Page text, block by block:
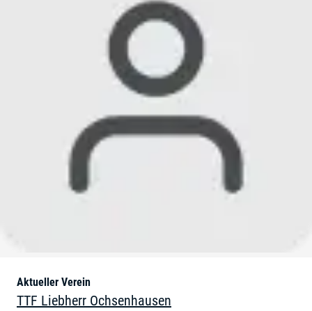
Aktueller Verein
TTF Liebherr Ochsenhausen